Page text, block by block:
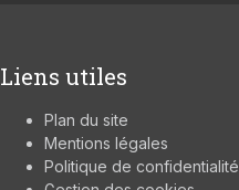
Liens utiles
Plan du site
Mentions légales
Politique de confidentialité